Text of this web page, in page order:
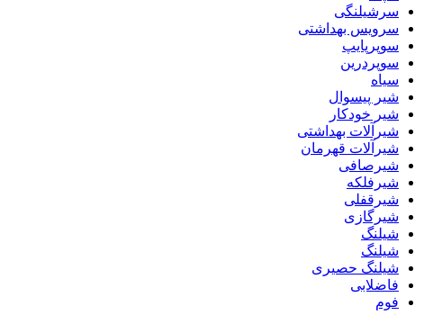
سرشیلنگی
سرویس بهداشتی
سوپرپایپ
سوپردرین
سیاه
شیر پیسوال
شیر خودکار
شیرآلات بهداشتی
شیرآلات قهرمان
شیرصافی
شیرفلکه
شیرقفلی
شیرگازی
شیلنگ
شیلنگ
شیلنگ حصیری
فاضلابی
فوم